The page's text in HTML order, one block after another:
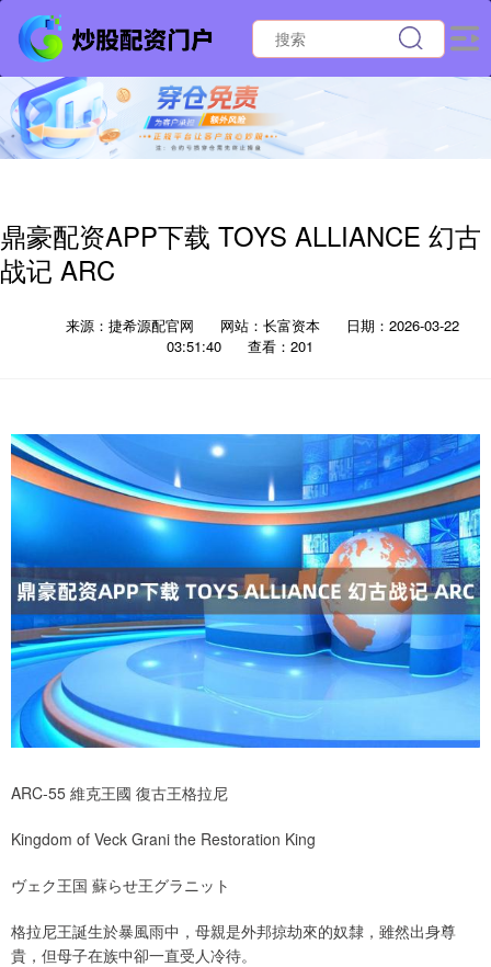
鼎豪配资APP下载 TOYS ALLIANCE 幻古
战记 ARC
来源：捷希源配官网 网站：长富资本
日期：2026-03-22
03:51:40
查看：201
ARC-55 維克王國 復古王格拉尼
Kingdom of Veck Grani the Restoration King
ヴェク王国 蘇らせ王グラニット
格拉尼王誕生於暴風雨中，母親是外邦掠劫來的奴隸，雖然出身尊
貴，但母子在族中卻一直受人冷待。